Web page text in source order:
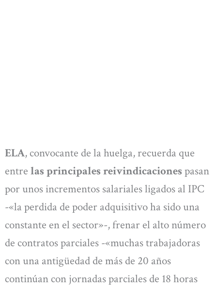
ELA, convocante de la huelga, recuerda que
entre las principales reivindicaciones pasan
por unos incrementos salariales ligados al IPC
-«la perdida de poder adquisitivo ha sido una
constante en el sector»-, frenar el alto número
de contratos parciales -«muchas trabajadoras
con una antigüedad de más de 20 años
continúan con jornadas parciales de 18 horas